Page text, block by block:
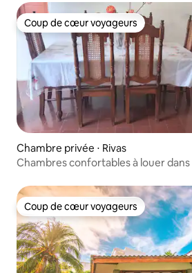
Coup de cœur voyageurs
Coup de cœur voyageurs
Chambre privée ⋅ Rivas
Chambres confortables à louer dans
Coup de cœur voyageurs
Coup de cœur voyageurs